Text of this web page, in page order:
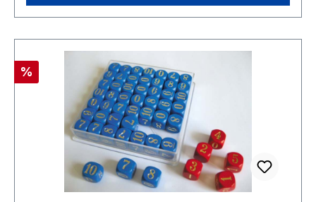
Rabatt
%